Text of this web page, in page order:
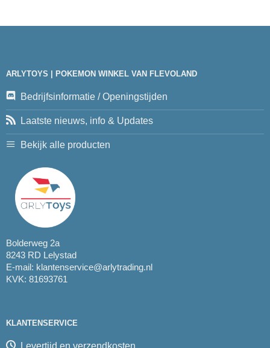
ARLYTOYS | POKEMON WINKEL VAN FLEVOLAND
Bedrijfsinformatie / Openingstijden
Laatste nieuws, info & Updates
Bekijk alle producten
Bolderweg 2a
8243 RD Lelystad
E-mail: klantenservice@arlytrading.nl
KVK: 81693761
KLANTENSERVICE